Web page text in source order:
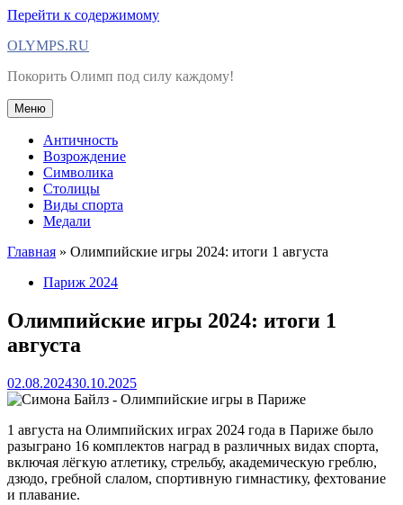
Перейти к содержимому
OLYMPS.RU
Покорить Олимп под силу каждому!
Меню
Античность
Возрождение
Символика
Столицы
Виды спорта
Медали
Главная » Олимпийские игры 2024: итоги 1 августа
Париж 2024
Олимпийские игры 2024: итоги 1
августа
02.08.202430.10.2025
1 августа на Олимпийских играх 2024 года в Париже было
разыграно 16 комплектов наград в различных видах спорта,
включая лёгкую атлетику, стрельбу, академическую греблю,
дзюдо, гребной слалом, спортивную гимнастику, фехтование
и плавание.